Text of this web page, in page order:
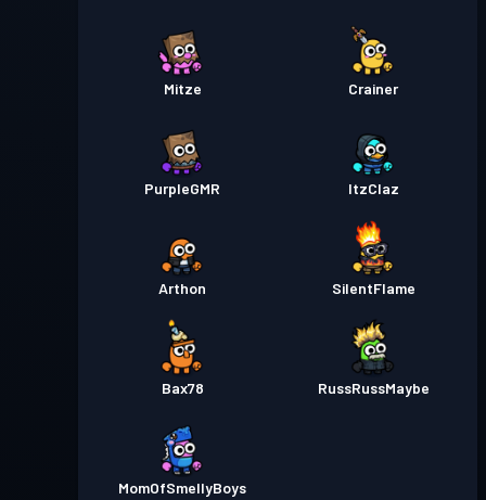
Mitze Crainer
PurpleGMR ItzClaz
Arthon SilentFlame
Bax78 RussRussMaybe
MomOfSmellyBoys